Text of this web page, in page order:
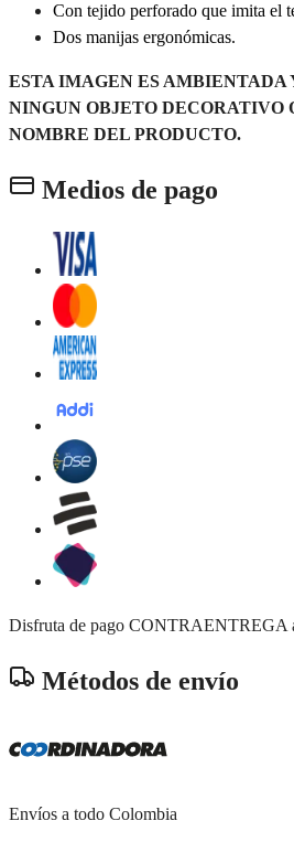
Con tejido perforado que imita el
Dos manijas ergonómicas.
ESTA IMAGEN ES AMBIENTADA
NINGUN OBJETO DECORATIVO
NOMBRE DEL PRODUCTO.
Medios de pago
Disfruta de pago CONTRAENTREGA
Métodos de envío
Envíos a todo Colombia